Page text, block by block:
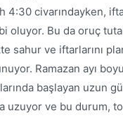
4:30 civarındayken,
oluyor. Bu da oruç
sahur ve iftarlarını
Ramazan ayı
başlayan uzun
uzuyor ve bu durum,